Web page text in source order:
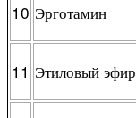
10 Эрготамин
11 Этиловый эфир